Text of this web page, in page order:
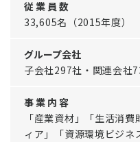
従 業 員 数
33,605名（2015年度）
グループ会社
子会社297社・関連会社
事 業 内 容
「産業資材」「生活消
ィア」「資源環境ビジネ